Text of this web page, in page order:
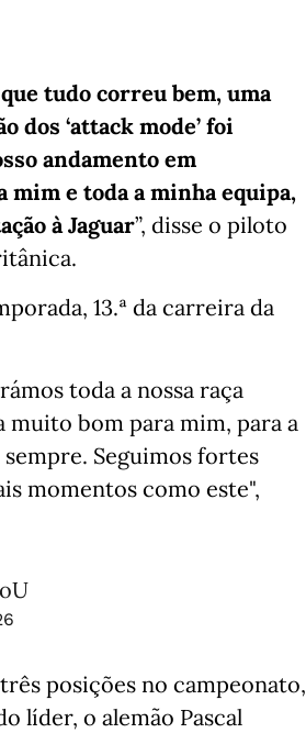
tudo correu bem, uma
dos ‘attack mode’ foi
andamento em
e toda a minha equipa,
à Jaguar”, disse o piloto
13.ª da carreira da
toda a nossa raça
bom para mim, para a
Seguimos fortes
momentos como este",
posições no campeonato,
líder, o alemão Pascal